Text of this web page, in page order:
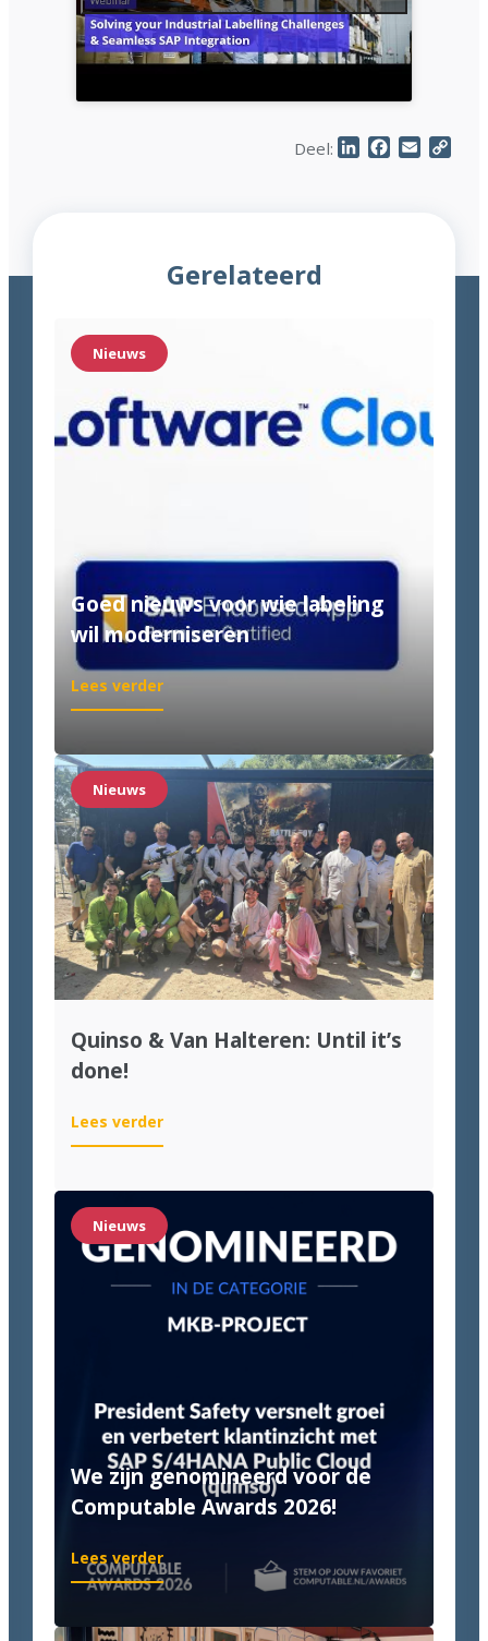
Deel: LinkedInFacebook
Email
Gerelateerd
Nieuws
Goed nieuws voor wie labeling
wil moderniseren
Lees verder:
Goed
voor
wie
labeling
wil
moderniseren
Nieuws
Quinso & Van Halteren: Until it’s
done!
Lees verder:
Quinso
Van
Halteren:
Until
it’s
done!
Nieuws
We zijn genomineerd voor de
Computable Awards 2026!
Lees verder:
We
genomineerd